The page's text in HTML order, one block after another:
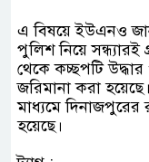
এ বিষয়ে ইউএনও
পুলিশ নিয়ে সন্ধ্যারই
থেকে কচ্ছপটি
জরিমানা করা
মাধ্যমে দিনাজপুরের
হয়েছে।